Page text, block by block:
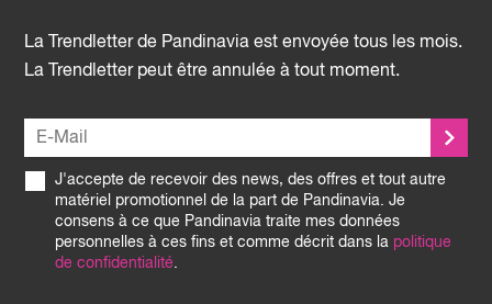
La Trendletter de Pandinavia est envoyée tous les mois.
La Trendletter peut être annulée à tout moment.
J'accepte de recevoir des news, des offres et tout autre
matériel promotionnel de la part de Pandinavia. Je
consens à ce que Pandinavia traite mes données
personnelles à ces fins et comme décrit dans la politique
de confidentialité.